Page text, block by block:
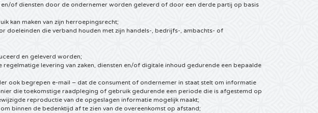
of diensten door de ondernemer worden geleverd of door een derde partij op basis
kan maken van zijn herroepingsrecht;
doeleinden die verband houden met zijn handels-, bedrijfs-, ambachts- of
en geleverd worden;
levering van zaken, diensten en/of digitale inhoud gedurende een bepaalde
ook begrepen e-mail – dat de consument of ondernemer in staat stelt om informatie
die toekomstige raadpleging of gebruik gedurende een periode die is afgestemd op
reproductie van de opgeslagen informatie mogelijk maakt;
binnen de bedenktijd af te zien van de overeenkomst op afstand;